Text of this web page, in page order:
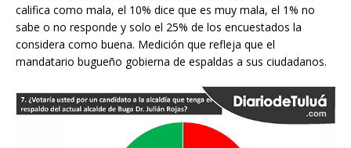
califica como mala, el 10% dice que es muy mala, el 1% no
sabe o no responde y solo el 25% de los encuestados la
considera como buena. Medición que refleja que el
mandatario bugueño gobierna de espaldas a sus ciudadanos.